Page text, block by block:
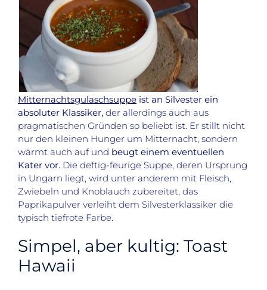
Mitternachtsgulaschsuppe ist an Silvester ein
absoluter Klassiker, der allerdings auch aus
pragmatischen Gründen so beliebt ist. Er stillt nicht
nur den kleinen Hunger um Mitternacht, sondern
wärmt auch auf und beugt einem eventuellen
Kater vor. Die deftig-feurige Suppe, deren Ursprung
in Ungarn liegt, wird unter anderem mit Fleisch,
Zwiebeln und Knoblauch zubereitet, das
Paprikapulver verleiht dem Silvesterklassiker die
typisch tiefrote Farbe.
Simpel, aber kultig: Toast
Hawaii